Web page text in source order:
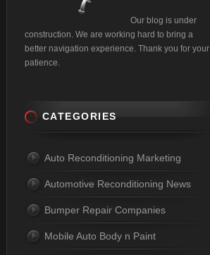
Our blog is under
construction. We are working hard to bring a
better navigation experience. Thank you for your
patience.
CATEGORIES
Auto Reconditioning Marketing
Automotive Reconditioning News
Bumper Repair Companies
Mobile Auto Body n Paint